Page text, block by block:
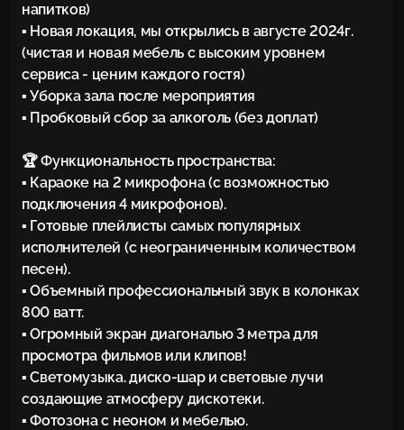
напитков)
▪ Новая локация, мы открылись в августе 2024г.
(чистая и новая мебель с высоким уровнем
сервиса - ценим каждого гостя)
▪ Уборка зала после мероприятия
▪ Пробковый сбор за алкоголь (без доплат)
🏆 Функциональность пространства:
▪ Караоке на 2 микрофона (с возможностью
подключения 4 микрофонов).
▪ Готовые плейлисты самых популярных
исполнителей (с неограниченным количеством
песен).
▪ Объемный профессиональный звук в колонках
800 ватт.
▪ Огромный экран диагональю 3 метра для
просмотра фильмов или клипов!
▪ Светомузыка. диско-шар и световые лучи
создающие атмосферу дискотеки.
▪ Фотозона с неоном и мебелью.